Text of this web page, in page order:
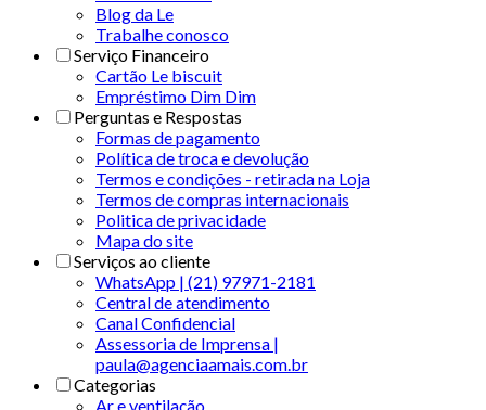
Blog da Le
Trabalhe conosco
Serviço Financeiro
Cartão Le biscuit
Empréstimo Dim Dim
Perguntas e Respostas
Formas de pagamento
Política de troca e devolução
Termos e condições - retirada na Loja
Termos de compras internacionais
Politica de privacidade
Mapa do site
Serviços ao cliente
WhatsApp | (21) 97971-2181
Central de atendimento
Canal Confidencial
Assessoria de Imprensa |
paula@agenciaamais.com.br
Categorias
Ar e ventilação